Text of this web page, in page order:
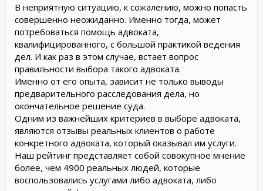
В неприятную ситуацию, к сожалению, можно попасть
совершенно неожиданно. Именно тогда, может
потребоваться помощь адвоката,
квалифицированного, с большой практикой ведения
дел. И как раз в этом случае, встает вопрос
правильности выбора такого адвоката.
Именно от его опыта, зависит не только выводы
предварительного расследования дела, но
окончательное решение суда.
Одним из важнейших критериев в выборе адвоката,
являются отзывы реальных клиентов о работе
конкретного адвоката, который оказывал им услуги.
Наш рейтинг представляет собой совокупное мнение
более, чем 4900 реальных людей, которые
воспользовались услугами либо адвоката, либо